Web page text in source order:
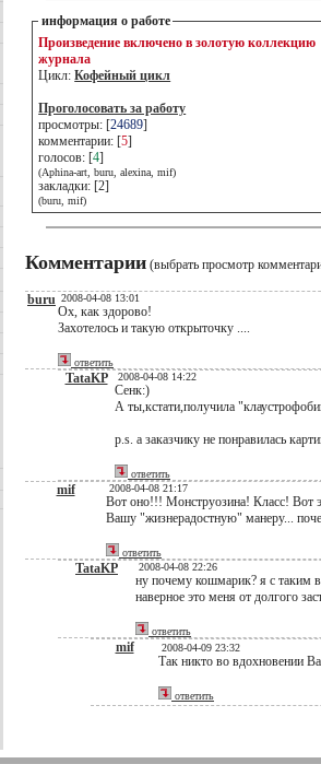
информация о работе
Произведение включено в золотую коллекцию
журнала
Цикл:Кофейный цикл
Проголосовать за работу
просмотры: [24689]
комментарии: [5]
голосов: [4]
(Aphina-art, buru, alexina, mif)
закладки: [2]
(buru, mif)
Комментарии (выбрать просмотр
buru 2008-04-08 13:01
Ох, как здорово!
Захотелось и такую открыточку ....
ответить
TataKP 2008-04-08 14:22
Сенк:)
А ты,кстати,получила
p.s. а заказчику не понравилась
ответить
mif 2008-04-08 21:17
Вот оно!!! Монструозина! Класс! Вот
Вашу "жизнерадостную" манеру...
ответить
TataKP 2008-04-08 22:26
ну почему кошмарик? я с таким
наверное это меня от долгого
ответить
mif 2008-04-09 23:32
Так никто во вдохновении
ответить